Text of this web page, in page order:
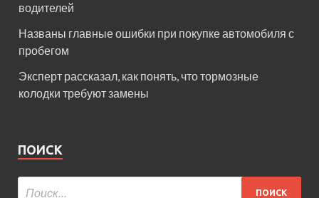
водителей
Названы главные ошибки при покупке автомобиля с
пробегом
Эксперт рассказал, как понять, что тормозные
колодки требуют замены
ПОИСК